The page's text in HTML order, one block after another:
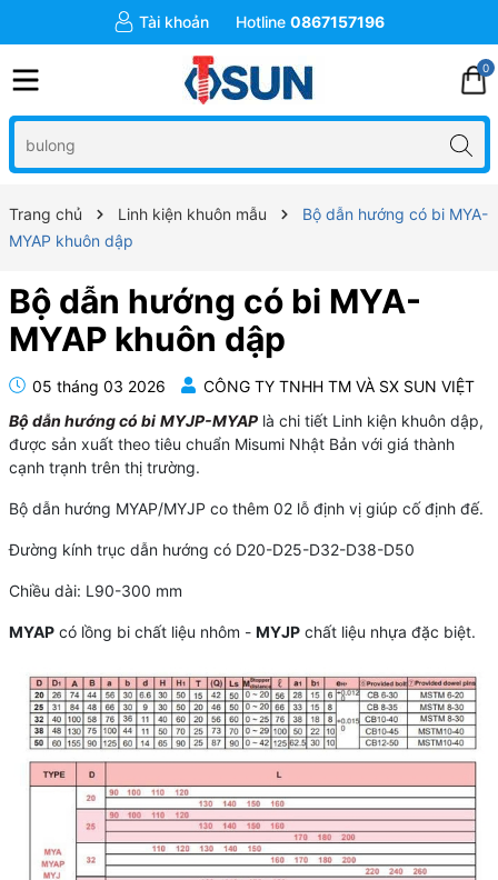
Tài khoản Hotline 0867157196
0
Trang chủ Linh kiện khuôn mẫu
Bộ dẫn hướng có bi MYA-
MYAP khuôn dập
Bộ dẫn hướng có bi MYA-
MYAP khuôn dập
05 tháng 03 2026
CÔNG TY TNHH TM VÀ SX SUN VIỆT
Bộ dẫn hướng có bi MYJP-MYAPlà chi tiết Linh kiện khuôn dập,
được sản xuất theo tiêu chuẩn Misumi Nhật Bản với giá thành
cạnh trạnh trên thị trường.
Bộ dẫn hướng MYAP/MYJP co thêm 02 lỗ định vị giúp cố định đế.
Đường kính trục dẫn hướng có D20-D25-D32-D38-D50
Chiều dài: L90-300 mm
MYAPcó lồng bi chất liệu nhôm - MYJPchất liệu nhựa đặc biệt.